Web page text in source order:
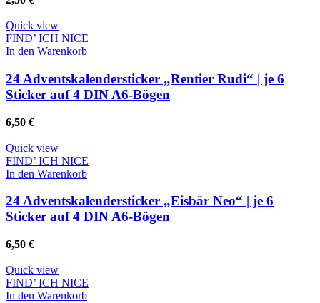
Quick view
FIND’ ICH NICE
In den Warenkorb
24 Adventskalendersticker „Rentier Rudi“ | je 6
Sticker auf 4 DIN A6-Bögen
6,50 €
Quick view
FIND’ ICH NICE
In den Warenkorb
24 Adventskalendersticker „Eisbär Neo“ | je 6
Sticker auf 4 DIN A6-Bögen
6,50 €
Quick view
FIND’ ICH NICE
In den Warenkorb